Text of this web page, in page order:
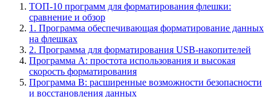
ТОП-10 программ для форматирования флешки:
сравнение и обзор
1. Программа обеспечивающая форматирование данных
на флешках
2. Программа для форматирования USB-накопителей
Программа A: простота использования и высокая
скорость форматирования
Программа B: расширенные возможности безопасности
и восстановления данных